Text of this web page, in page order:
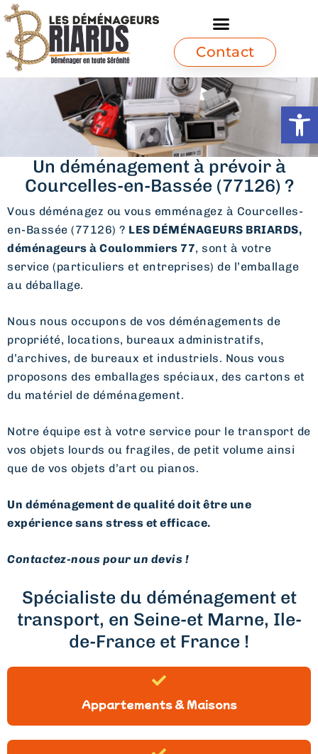
Ouvrir
Contact
Un déménagement à prévoir à
Courcelles-en-Bassée (77126) ?
Vous déménagez ou vous emménagez à Courcelles-
en-Bassée (77126) ? LES DÉMÉNAGEURS BRIARDS,
déménageurs à Coulommiers 77, sont à votre
service (particuliers et entreprises) de l’emballage
au déballage.
Nous nous occupons de vos déménagements de
propriété, locations, bureaux administratifs,
d’archives, de bureaux et industriels. Nous vous
proposons des emballages spéciaux, des cartons et
du matériel de déménagement.
Notre équipe est à votre service pour le transport de
vos objets lourds ou fragiles, de petit volume ainsi
que de vos objets d’art ou pianos.
Un déménagement de qualité doit être une
expérience sans stress et efficace.
Contactez-nous pour un devis !
Spécialiste du déménagement et
transport, en Seine-et Marne, Ile-
de-France et France !
Appartements & Maisons